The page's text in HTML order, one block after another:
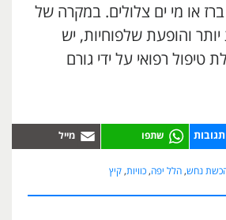
או מי ים צלולים. במקרה של
יותר והופעת שלפוחיות, יש
טיפול רפואי על ידי גורם
תגובות
נחש, הלל יפה, כוויות, קיץ